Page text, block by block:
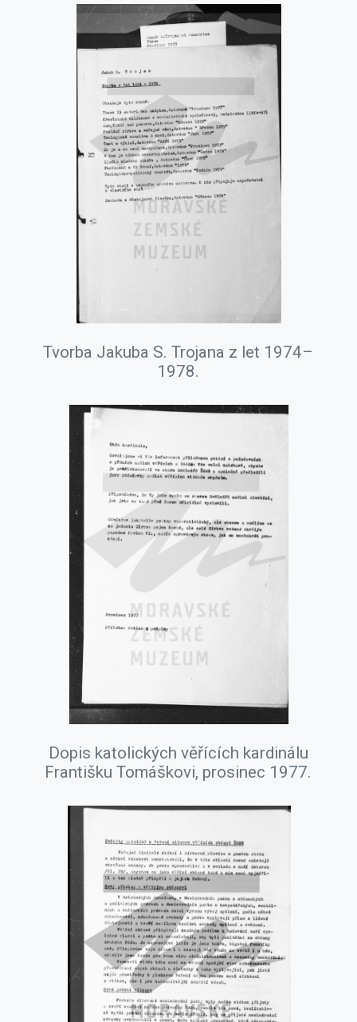
Tvorba Jakuba S. Trojana z let 1974–
1978.
Dopis katolických věřících kardinálu
Františku Tomáškovi, prosinec 1977.